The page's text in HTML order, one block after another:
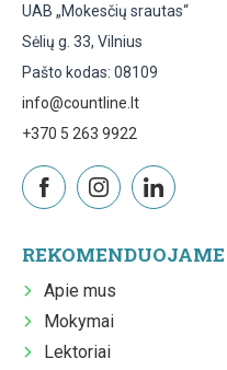
UAB „Mokesčių srautas“
Sėlių g. 33, Vilnius
Pašto kodas: 08109
info@countline.lt
+370 5 263 9922
REKOMENDUOJAME
Apie mus
Mokymai
Lektoriai